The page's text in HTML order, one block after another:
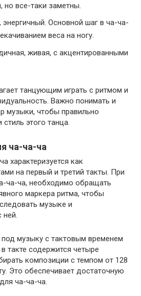
но все-таки заметны.
Основной шаг в ча-ча-
веса на ногу.
живая, с акцентированными
танцующим играть с ритмом и
Важно понимать и
чтобы правильно
стиль этого танца.
ча-ча-ча
характеризуется как
на первый и третий такты. При
ча-ча, необходимо обращать
маркера ритма, чтобы
музыке и
ней.
музыку с тактовым временем
такте содержится четыре
композиции с темпом от 128
Это обеспечивает достаточную
ча-ча-ча.